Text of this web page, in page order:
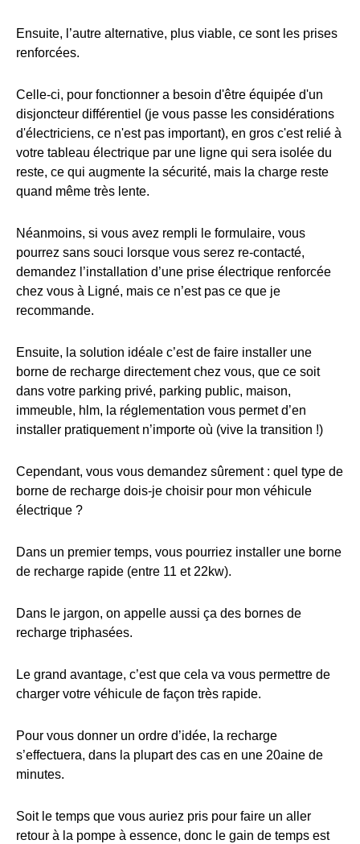
Ensuite, l’autre alternative, plus viable, ce sont les prises
renforcées.
Celle-ci, pour fonctionner a besoin d'être équipée d'un
disjoncteur différentiel (je vous passe les considérations
d'électriciens, ce n'est pas important), en gros c'est relié à
votre tableau électrique par une ligne qui sera isolée du
reste, ce qui augmente la sécurité, mais la charge reste
quand même très lente.
Néanmoins, si vous avez rempli le formulaire, vous
pourrez sans souci lorsque vous serez re-contacté,
demandez l’installation d’une prise électrique renforcée
chez vous à Ligné, mais ce n’est pas ce que je
recommande.
Ensuite, la solution idéale c’est de faire installer une
borne de recharge directement chez vous, que ce soit
dans votre parking privé, parking public, maison,
immeuble, hlm, la réglementation vous permet d’en
installer pratiquement n’importe où (vive la transition !)
Cependant, vous vous demandez sûrement : quel type de
borne de recharge dois-je choisir pour mon véhicule
électrique ?
Dans un premier temps, vous pourriez installer une borne
de recharge rapide (entre 11 et 22kw).
Dans le jargon, on appelle aussi ça des bornes de
recharge triphasées.
Le grand avantage, c’est que cela va vous permettre de
charger votre véhicule de façon très rapide.
Pour vous donner un ordre d’idée, la recharge
s’effectuera, dans la plupart des cas en une 20aine de
minutes.
Soit le temps que vous auriez pris pour faire un aller
retour à la pompe à essence, donc le gain de temps est